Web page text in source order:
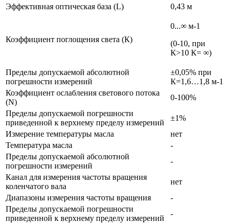
Эффективная оптическая база (L)
0,43 м
Коэффициент поглощения света (К)
0...∞ м-1
(0-10, при
К>10 К= ∞)
Пределы допускаемой абсолютной
погрешности измерений
±0,05% при
К=1,6…1,8 м-1
Коэффициент ослабления светового потока
(N)
0-100%
Пределы допускаемой погрешности
приведенной к верхнему пределу измерений
±1%
Измерение температуры масла
нет
Температура масла
-
Пределы допускаемой абсолютной
погрешности измерений
-
Канал для измерения частоты вращения
коленчатого вала
нет
Диапазоны измерения частоты вращения
-
Пределы допускаемой погрешности
приведенной к верхнему пределу измерений
-